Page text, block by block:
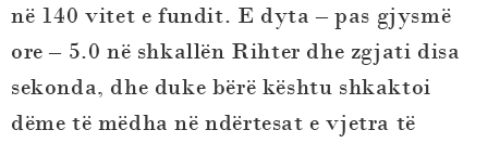
në 140 vitet e fundit. E dyta – pas gjysmë
ore – 5.0 në shkallën Rihter dhe zgjati disa
sekonda, dhe duke bërë kështu shkaktoi
dëme të mëdha në ndërtesat e vjetra të